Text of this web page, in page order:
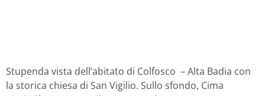
Stupenda vista dell’abitato di Colfosco – Alta Badia con
la storica chiesa di San Vigilio. Sullo sfondo, Cima